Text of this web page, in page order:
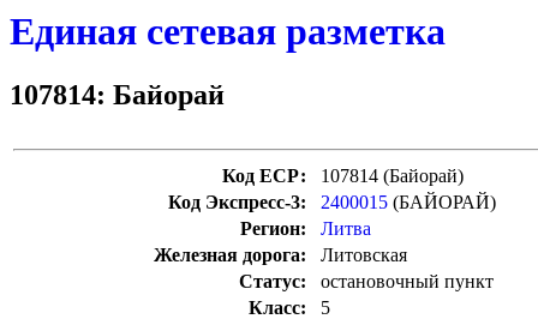
Единая сетевая разметка
107814: Байорай
Код ЕСР:
107814 (Байорай)
Код Экспресс-3:
2400015 (БАЙОРАЙ)
Регион:
Литва
Железная дорога:
Литовская
Статус:
остановочный пункт
Класс:
5